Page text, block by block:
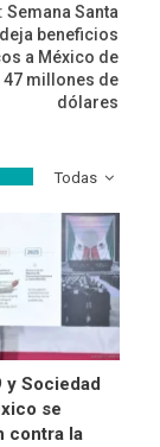
Semana Santa
deja beneficios
a México de
47 millones de
dólares
Todas
Sociedad
se
contra la